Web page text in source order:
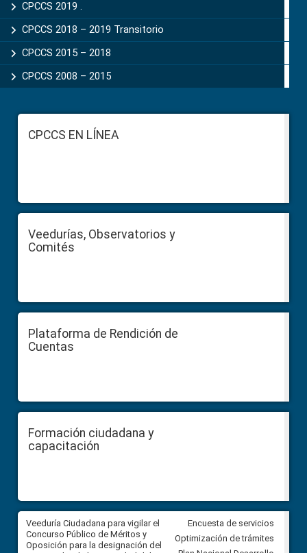
CPCCS 2019 .
CPCCS 2018 – 2019 Transitorio
CPCCS 2015 – 2018
CPCCS 2008 – 2015
FooterCPCCS EN LÍNEA
Veedurías, Observatorios y
Comités
Plataforma de Rendición de
Cuentas
Formación ciudadana y
capacitación
Veeduría Ciudadana para vigilar el
Concurso Público de Méritos y
Oposición para la designación del
Veeduría Ciudadana para
construcción del asfaltado de
Encuesta de servicios
Optimización de trámites